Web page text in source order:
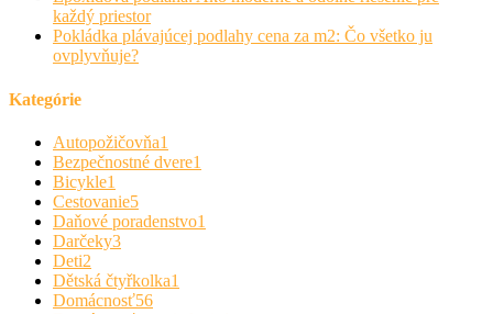
každý priestor
Pokládka plávajúcej podlahy cena za m2: Čo všetko ju
ovplyvňuje?
Kategórie
Autopožičovňa1
Bezpečnostné dvere1
Bicykle1
Cestovanie5
Daňové poradenstvo1
Darčeky3
Deti2
Dětská čtyřkolka1
Domácnosť56